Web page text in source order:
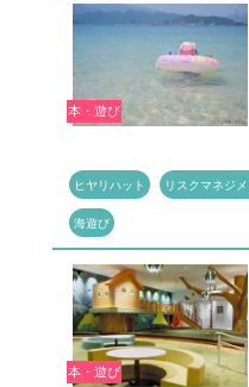
本・遊び
ヒヤリハット リスクマネジメ
海遊び
本・遊び